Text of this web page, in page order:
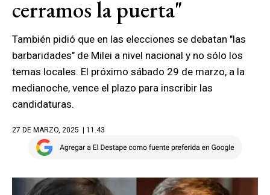
cerramos la puerta"
También pidió que en las elecciones se debatan "las
barbaridades" de Milei a nivel nacional y no sólo los
temas locales. El próximo sábado 29 de marzo, a la
medianoche, vence el plazo para inscribir las
candidaturas.
27 DE MARZO, 2025 | 11.43